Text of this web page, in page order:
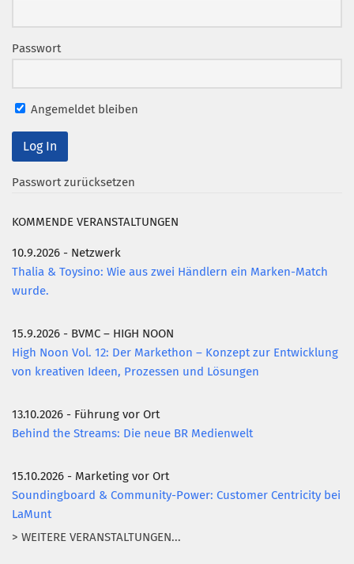
Passwort
Angemeldet bleiben
Passwort zurücksetzen
KOMMENDE VERANSTALTUNGEN
10.9.2026 - Netzwerk
Thalia & Toysino: Wie aus zwei Händlern ein Marken-Match
wurde.
15.9.2026 - BVMC – HIGH NOON
High Noon Vol. 12: Der Markethon – Konzept zur Entwicklung
von kreativen Ideen, Prozessen und Lösungen
13.10.2026 - Führung vor Ort
Behind the Streams: Die neue BR Medienwelt
15.10.2026 - Marketing vor Ort
Soundingboard & Community-Power: Customer Centricity bei
LaMunt
> WEITERE VERANSTALTUNGEN...